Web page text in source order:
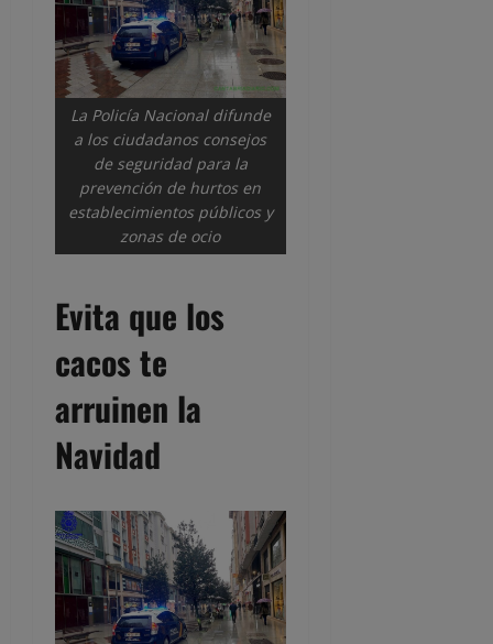
La Policía Nacional difunde
a los ciudadanos consejos
de seguridad para la
prevención de hurtos en
establecimientos públicos y
zonas de ocio
Evita que los
cacos te
arruinen la
Navidad